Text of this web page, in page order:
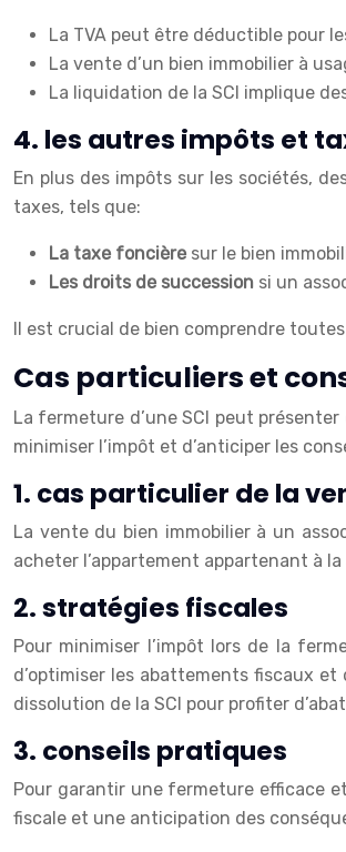
La TVA peut être déductible pour
La vente d’un bien immobilier à
La liquidation de la SCI implique
4. les autres impôts et
En plus des impôts sur les sociétés,
taxes, tels que:
La taxe foncière sur le bien
Les droits de succession si un
Il est crucial de bien comprendre
Cas particuliers et
La fermeture d’une SCI peut
minimiser l’impôt et d’anticiper les
1. cas particulier de la
La vente du bien immobilier à un
acheter l’appartement appartenant à
2. stratégies fiscales
Pour minimiser l’impôt lors de la
d’optimiser les abattements fiscaux
dissolution de la SCI pour profiter
3. conseils pratiques
Pour garantir une fermeture efficace
fiscale et une anticipation des